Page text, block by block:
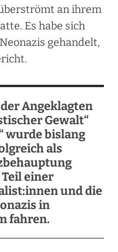
an ihrem
Es habe sich
gehandelt,
Angeklagten
Gewalt“
wurde bislang
als
einer
und die
in
fahren.